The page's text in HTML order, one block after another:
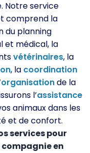
Notre service
comprend la
du planning
et médical, la
vétérinaires, la
, la coordination
organisationde la
l’assistance
animaux dans les
et de confort.
services pour
en